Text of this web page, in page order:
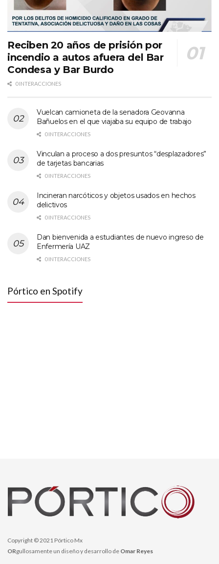
Reciben 20 años de prisión por
incendio a autos afuera del Bar
Condesa y Bar Burdo
0 INTERACCIONES
Vuelcan camioneta de la senadora Geovanna
Bañuelos en el que viajaba su equipo de trabajo
0 INTERACCIONES
Vinculan a proceso a dos presuntos “desplazadores”
de tarjetas bancarias
0 INTERACCIONES
Incineran narcóticos y objetos usados en hechos
delictivos
0 INTERACCIONES
Dan bienvenida a estudiantes de nuevo ingreso de
Enfermería UAZ
0 INTERACCIONES
Pórtico en Spotify
Copyright © 2021 Pórtico Mx
ORgullosamente un diseño y desarrollo de Omar Reyes